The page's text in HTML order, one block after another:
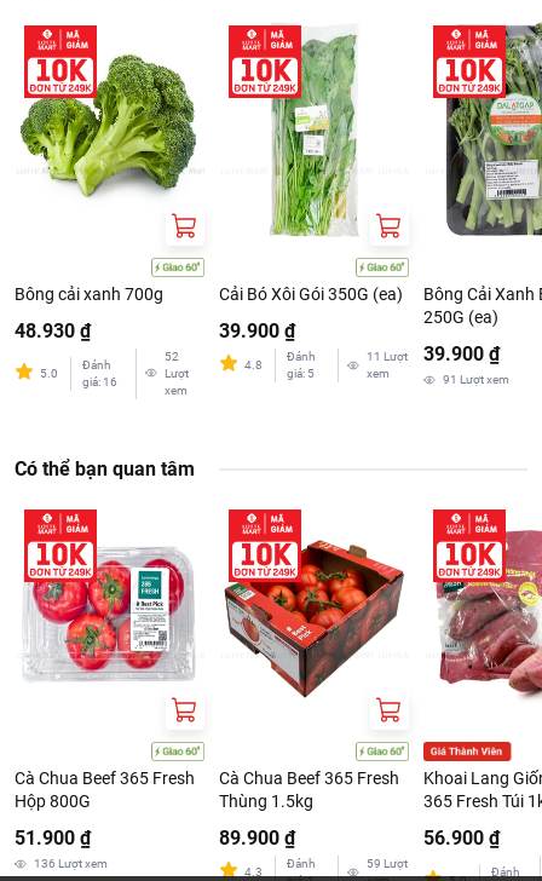
Bông cải xanh 700g
48.930 ₫
5.0
Đánh
giá: 16
52
Lượt
xem
Cải Bó Xôi Gói 350G (ea)
39.900 ₫
4.8
Đánh
giá: 5
11 Lượt
xem
Bông Cải Xanh
250G (ea)
39.900 ₫
91 Lượt xem
Có thể bạn quan tâm
Cà Chua Beef 365 Fresh
Hộp 800G
51.900 ₫
136 Lượt xem
Cà Chua Beef 365 Fresh
Thùng 1.5kg
89.900 ₫
4.3
Đánh
59 Lượt
Khoai Lang
365 Fresh Túi
56.900 ₫
Đánh